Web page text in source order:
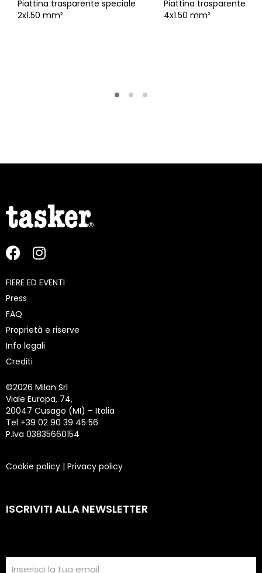
Piattina trasparente speciale
2x1.50 mm²
Piattina trasparente
4x1.50 mm²
FIERE ED EVENTI
Press
FAQ
Proprietà e riserve
Info legali
Crediti
©2026 Milan Srl
Viale Europa, 74,
20047 Cusago (MI) – Italia
Tel +39 02 90 39 45 56
P.Iva 03835660154
Cookie policy | Privacy policy
ISCRIVITI ALLA NEWSLETTER